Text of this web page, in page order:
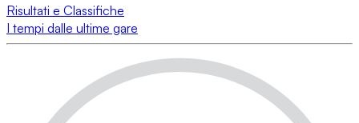
Risultati e Classifiche
I tempi dalle ultime gare